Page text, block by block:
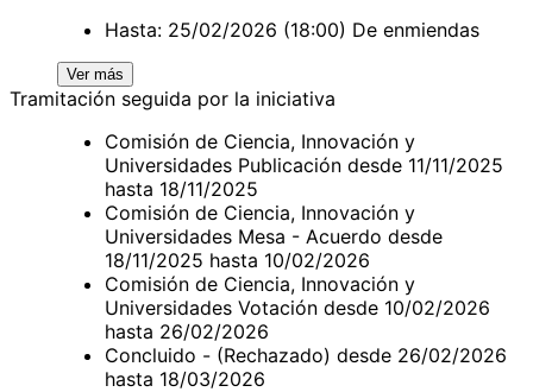
Hasta: 25/02/2026 (18:00) De enmiendas
Ver más
Tramitación seguida por la iniciativa
Comisión de Ciencia, Innovación y
Universidades Publicación desde 11/11/2025
hasta 18/11/2025
Comisión de Ciencia, Innovación y
Universidades Mesa - Acuerdo desde
18/11/2025 hasta 10/02/2026
Comisión de Ciencia, Innovación y
Universidades Votación desde 10/02/2026
hasta 26/02/2026
Concluido - (Rechazado) desde 26/02/2026
hasta 18/03/2026